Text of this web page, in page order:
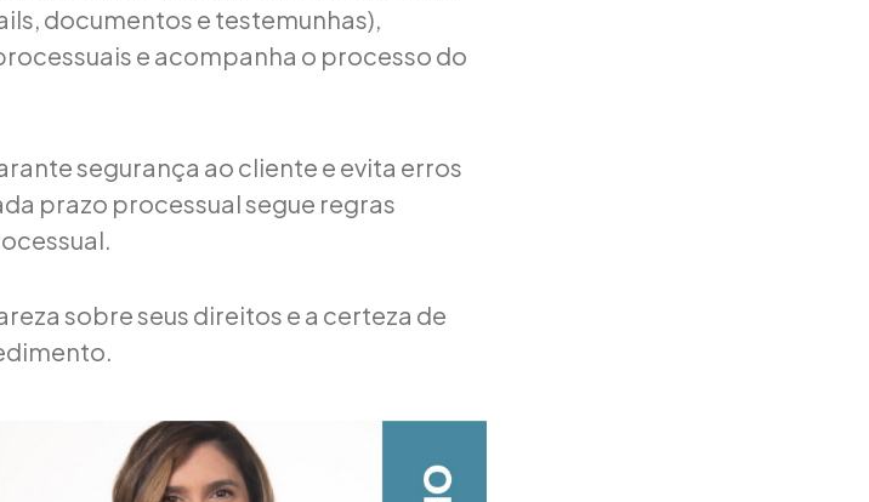
documentos e testemunhas),
e acompanha o processo do
segurança ao cliente e evita erros
prazo processual segue regras
sobre seus direitos e a certeza de